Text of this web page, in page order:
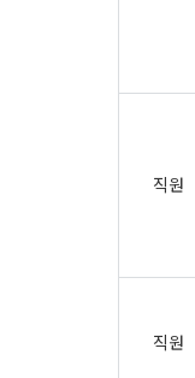
직원
직원